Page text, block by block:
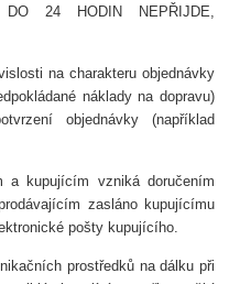
24 HODIN NEPŘIJDE,
na charakteru objednávky
náklady na dopravu)
objednávky (například
a kupujícím vzniká doručením
zasláno kupujícímu
pošty kupujícího.
prostředků na dálku při